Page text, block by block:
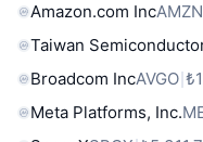
Amazon.com IncAMZN
Taiwan
Broadcom IncAVGO
Meta Platforms, Inc.